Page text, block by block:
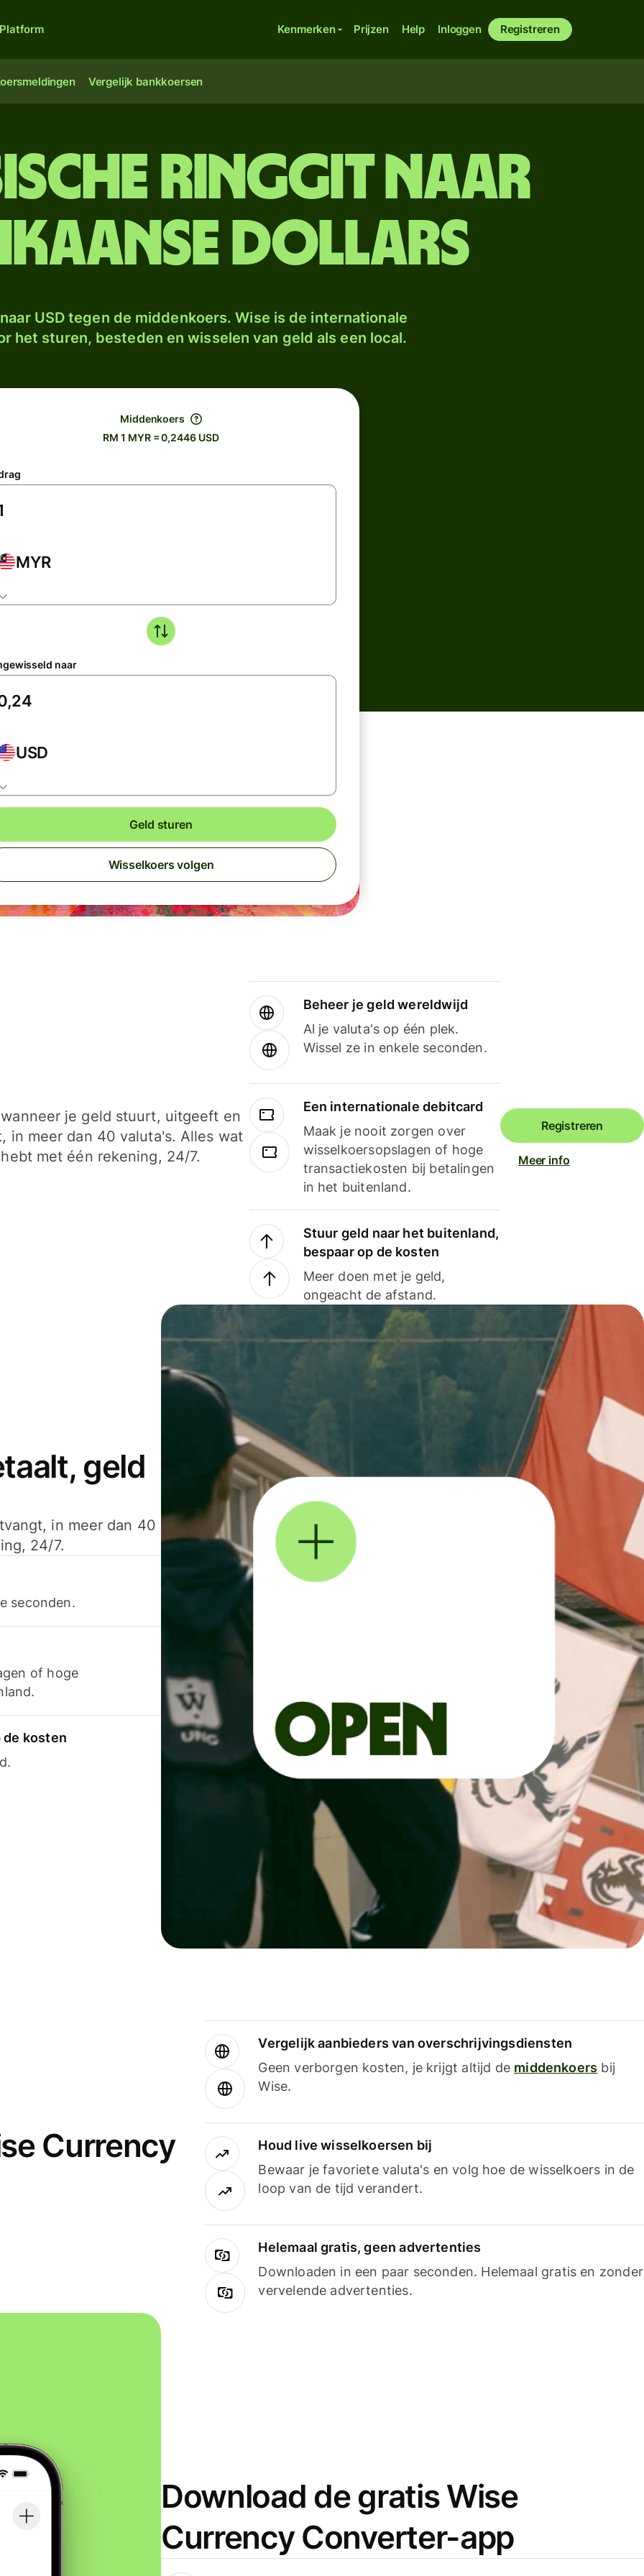
Platform Kenmerken Prijzen Help Inloggen Registreren
Vergelijk bankkoersen
ringgit naar
dollars
USD tegen de middenkoers. Wise is de internationale
het sturen, besteden en wisselen van geld als een local.
Middenkoers
RM 1 MYR = 0,2446 USD
MYR
naar
USD
Geld sturen
Wisselkoers volgen
je geld stuurt, uitgeeft en
in meer dan 40 valuta's. Alles wat
met één rekening, 24/7.
Beheer je geld wereldwijd
Al je valuta's op één plek.
Wissel ze in enkele seconden.
Een internationale debitcard
Maak je nooit zorgen over
wisselkoersopslagen of hoge
transactiekosten bij betalingen
in het buitenland.
Stuur geld naar het buitenland,
bespaar op de kosten
Meer doen met je geld,
ongeacht de afstand.
Registreren
Meer info
geld
in meer dan 40
24/7.
seconden.
of hoge
de kosten
Currency
Vergelijk aanbieders van overschrijvingsdiensten
Geen verborgen kosten, je krijgt altijd de middenkoers bij
Wise.
Houd live wisselkoersen bij
Bewaar je favoriete valuta's en volg hoe de wisselkoers in de
loop van de tijd verandert.
Helemaal gratis, geen advertenties
Downloaden in een paar seconden. Helemaal gratis en zonder
vervelende advertenties.
Download de gratis Wise
Currency Converter-app